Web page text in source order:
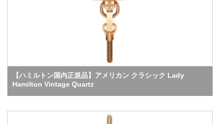
【ハミルトン国内正規品】アメリカン クラシック Lady
Hamilton Vintage Quartz